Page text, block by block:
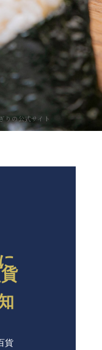
りの公式サイト
貨